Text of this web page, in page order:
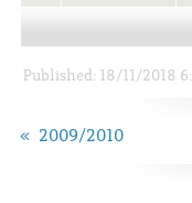
Published: 18/11/2018
« 2009/2010